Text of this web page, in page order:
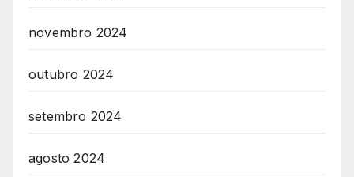
novembro 2024
outubro 2024
setembro 2024
agosto 2024